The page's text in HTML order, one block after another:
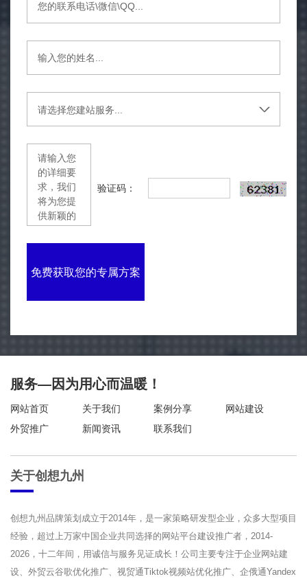
验证码：
免费获取您的专属方案
服务—因为用心而温暖！
网站首页 关于我们 案例分享
网站建设
外贸推广
新闻资讯 联系我们
关于创想九州
创想九州品牌策划成立于2014年，是一家策略研发型企业，众多大型项目
经验，超过上万家中国企业共同选择的网站平台建设推广者，2014-
2026，十二年间，用诚信与服务见证成长！公司主要专注于企业网站建
设、外贸云谷歌优化推广、视贸通Tiktok视频站优化推广、企俄通Yandex